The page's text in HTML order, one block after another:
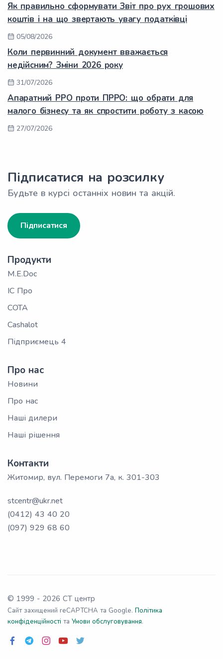
Як правильно сформувати Звіт про рух грошових
коштів і на що звертають увагу податківці
05/08/2026
Коли первинний документ вважається
недійсним? Зміни 2026 року
31/07/2026
Апаратний РРО проти ПРРО: що обрати для
малого бізнесу та як спростити роботу з касою
27/07/2026
Підписатися на розсилку
Будьте в курсі останніх новин та акцій.
Підписатися
Продукти
M.E.Doc
ІС Про
СОТА
Cashalot
Підприємець 4
Про нас
Новини
Про нас
Наші дилери
Наші рішення
Контакти
Житомир, вул. Перемоги 7а, к. 301-303
stcentr@ukr.net
(0412) 43 40 20
(097) 929 68 60
© 1999 - 2026 СТ центр
Сайт захищений reCAPTCHA та Google. Політика
конфіденційності та Умови обслуговування.